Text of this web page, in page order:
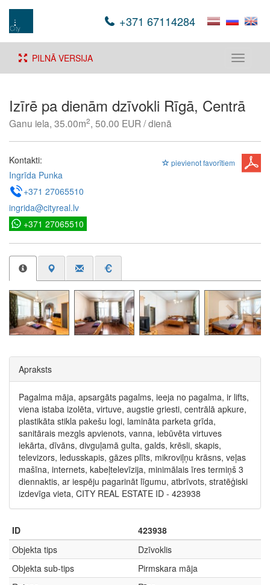
+371 67114284
Toggle
PILNĀ VERSIJA
Izīrē pa dienām dzīvokli Rīgā, Centrā
Ganu iela, 35.00m2, 50.00 EUR / dienā
pievienot favorītiem
Kontakti:
Ingrīda Punka
+371 27065510
ingrida@cityreal.lv
+371 27065510
Apraksts
Pagalma māja, apsargāts pagalms, ieeja no pagalma, ir lifts,
viena istaba izolēta, virtuve, augstie griesti, centrālā apkure,
plastikāta stikla pakešu logi, lamināta parketa grīda,
sanitārais mezgls apvienots, vanna, iebūvēta virtuves
iekārta, dīvāns, divguļamā gulta, galds, krēsli, skapis,
televizors, ledusskapis, gāzes plīts, mikroviļņu krāsns, veļas
mašīna, internets, kabeļtelevīzija, minimālais īres termiņš 3
diennaktis, ar iespēju pagarināt līgumu, atbrīvots, stratēģiski
izdevīga vieta, CITY REAL ESTATE ID - 423938
ID
423938
Objekta tips
Dzīvoklis
Objekta sub-tips
Pirmskara māja